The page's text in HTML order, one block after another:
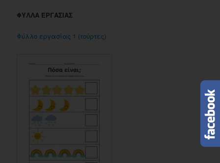
ΦΥΛΛΑ ΕΡΓΑΣΙΑΣ
Φύλλο εργασίας 1 (τούρτες)